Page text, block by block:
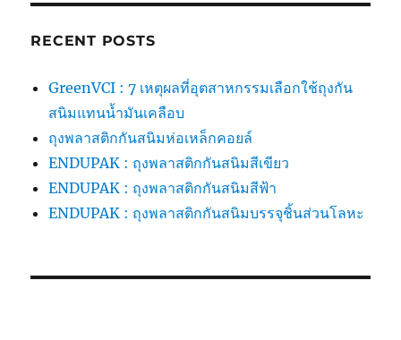
RECENT POSTS
GreenVCI : 7 เหตุผลที่อุตสาหกรรมเลือกใช้ถุงกัน
สนิมแทนน้ำมันเคลือบ
ถุงพลาสติกกันสนิมห่อเหล็กคอยล์
ENDUPAK : ถุงพลาสติกกันสนิมสีเขียว
ENDUPAK : ถุงพลาสติกกันสนิมสีฟ้า
ENDUPAK : ถุงพลาสติกกันสนิมบรรจุชิ้นส่วนโลหะ